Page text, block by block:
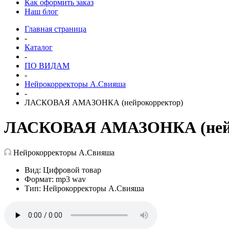
Как оформить заказ
Наш блог
Главная страница
-
Каталог
-
ПО ВИДАМ
-
Нейрокорректоры А.Свияша
-
ЛАСКОВАЯ АМАЗОНКА (нейрокорректор)
ЛАСКОВАЯ АМАЗОНКА
Нейрокорректоры А.Свияша
Вид: Цифровой товар
Формат: mp3 wav
Тип: Нейрокорректоры А.Свияша